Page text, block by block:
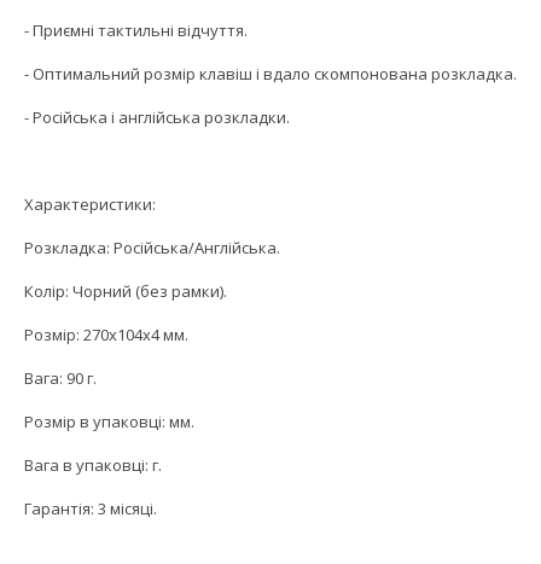
- Приємні тактильні відчуття.
- Оптимальний розмір клавіш і вдало скомпонована розкладка.
- Російська і англійська розкладки.
Характеристики:
Розкладка: Російська/Англійська.
Колір: Чорний (без рамки).
Розмір: 270х104х4 мм.
Вага: 90 г.
Розмір в упаковці: мм.
Вага в упаковці: г.
Гарантія: 3 місяці.